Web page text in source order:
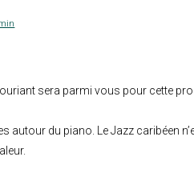
sera parmi vous pour cette
autour du piano. Le Jazz caribéen